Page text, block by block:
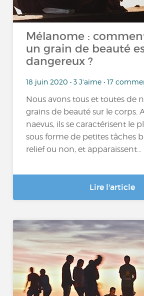
Mélanome :
un grain de beauté
dangereux ?
18 juin 2020 • 3 J'aime • 17
Nous avons tous et toutes de
grains de beauté sur le corps.
naevus, ils se caractérisent le
sous forme de petites tâches
relief ou non, et apparaissent...
Lire l'article